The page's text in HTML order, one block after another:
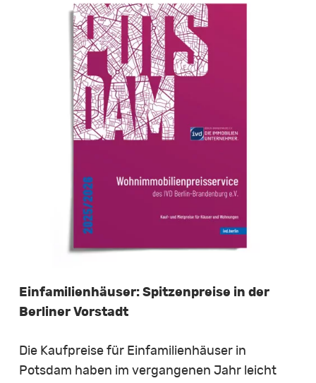
Einfamilienhäuser: Spitzenpreise in der
Berliner Vorstadt
Die Kaufpreise für Einfamilienhäuser in
Potsdam haben im vergangenen Jahr leicht